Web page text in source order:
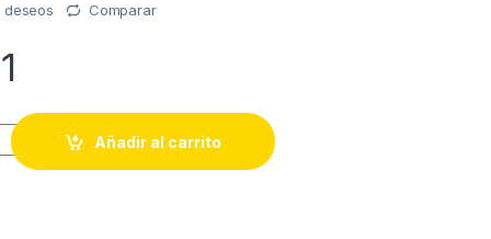
deseos Comparar
ME-8169 quantity
Añadir al carrito